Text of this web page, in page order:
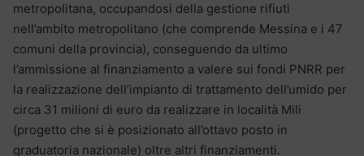
metropolitana, occupandosi della gestione rifiuti
nell’ambito metropolitano (che comprende Messina e i 47
comuni della provincia), conseguendo da ultimo
l’ammissione al finanziamento a valere sui fondi PNRR per
la realizzazione dell’impianto di trattamento dell’umido per
circa 31 milioni di euro da realizzare in località Mili
(progetto che si è posizionato all’ottavo posto in
graduatoria nazionale) oltre altri finanziamenti.